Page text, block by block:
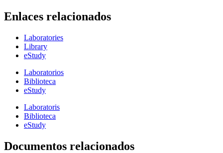
Enlaces relacionados
Laboratories
Library
eStudy
Laboratorios
Biblioteca
eStudy
Laboratoris
Biblioteca
eStudy
Documentos relacionados